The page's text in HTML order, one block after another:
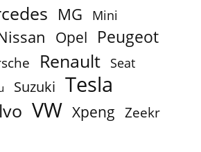
MG Mini
Opel Peugeot
Renault Seat
Suzuki Tesla
VW Xpeng Zeekr